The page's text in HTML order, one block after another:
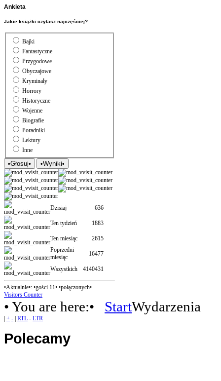
Ankieta
Jakie książki czytasz najczęściej?
Bajki
Fantastyczne
Przygodowe
Obyczajowe
Kryminały
Horrory
Historyczne
Wojenne
Biografie
Poradniki
Lektury
Inne
Dzisiaj 636
Ten tydzień 1883
Ten miesiąc
2615
Poprzedni
miesiąc
16477
Wszystkich 4140431
•Aktualnie•: •gości 11• •połączonych•
Visitors Counter
• You are here:• StartWydarzenia
+ - RTL - LTR
Polecamy